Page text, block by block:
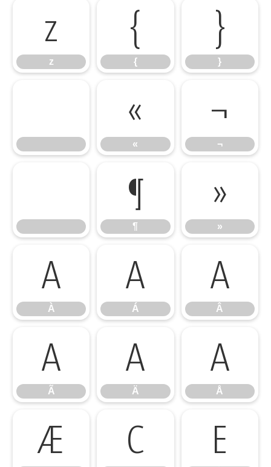
z
z
{
{
}
}
«
«
¬
¬
¶
¶
»
»
À
À
Á
Á
Â
Â
Ã
Ã
Ä
Ä
Å
Å
Æ Ç È